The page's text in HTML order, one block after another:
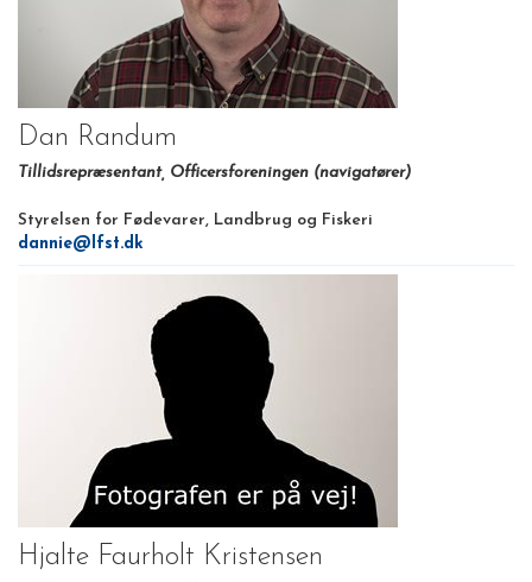
Dan Randum
Tillidsrepræsentant, Officersforeningen (navigatører)
Styrelsen for Fødevarer, Landbrug og Fiskeri
dannie@lfst.dk
Hjalte Faurholt Kristensen